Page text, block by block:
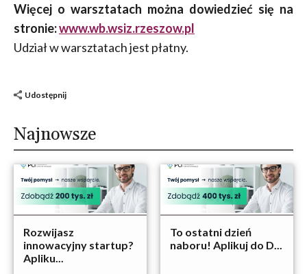
Więcej o warsztatach można dowiedzieć się na
stronie:www.wb.wsiz.rzeszow.pl
Udział w warsztatach jest płatny.
Udostępnij
Najnowsze
Rozwijasz
innowacyjny startup?
Apliku...
To ostatni dzień
naboru! Aplikuj do D...